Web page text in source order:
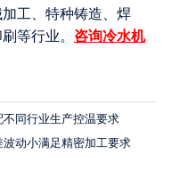
工、特种铸造、焊
等行业。 咨询冷水机
不同行业生产控温要求
动小满足精密加工要求